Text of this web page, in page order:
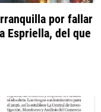
por fallar
Espriella, del que